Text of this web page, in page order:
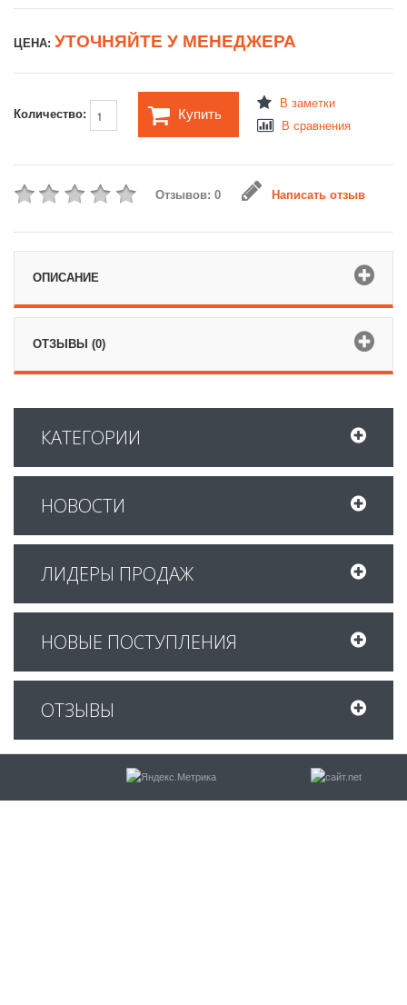
ЦЕНА: УТОЧНЯЙТЕ У МЕНЕДЖЕРА
Количество: Купить
В заметки
В сравнения
Отзывов: 0 Написать отзыв
ОПИСАНИЕ
ОТЗЫВЫ (0)
КАТЕГОРИИ
НОВОСТИ
ЛИДЕРЫ ПРОДАЖ
НОВЫЕ ПОСТУПЛЕНИЯ
ОТЗЫВЫ